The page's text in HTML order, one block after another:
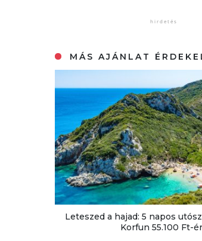
MÁS AJÁNLAT
Leteszed a hajad: 5 napos
Korfun 55.100 Ft-